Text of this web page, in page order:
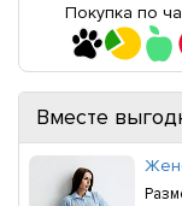
Покупка по
Вместе